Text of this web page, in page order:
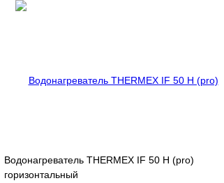
Водонагреватель THERMEX IF 50 Н (pro)
горизонтальный